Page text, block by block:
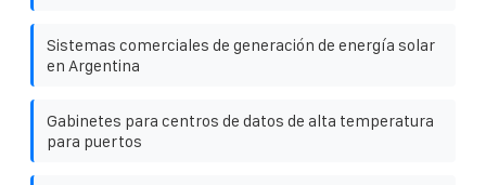
Sistemas comerciales de generación de energía solar
en Argentina
Gabinetes para centros de datos de alta temperatura
para puertos